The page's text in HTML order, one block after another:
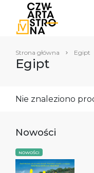
Strona główna Egipt
Egipt
Nie znaleziono
Nowości
NOWOŚCI